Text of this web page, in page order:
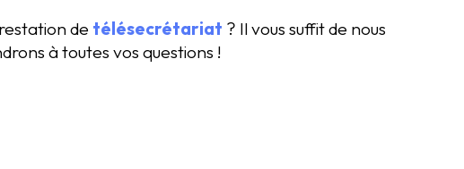
de télésecrétariat ? Il vous suffit de nous
à toutes vos questions !